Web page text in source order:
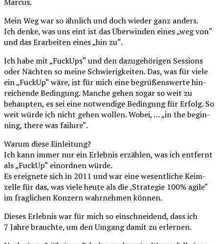
Mein Weg war so ähn­lich und doch wie­der ganz anders.
Ich den­ke, was uns eint ist das Über­win­den eines „weg von“
und das Erar­bei­ten eines „hin zu“.
Ich habe mit „Fuck­Ups“ und den dazu­ge­hö­ri­gen Ses­si­ons
oder Näch­ten so mei­ne Schwie­rig­kei­ten. Das, was für vie­le
ein „Fuck­Up“ wäre, ist für mich eine begrü­ßens­wer­te hin­
rei­chen­de Bedin­gung. Man­che gehen sogar so weit zu
behaup­ten, es sei eine not­wen­di­ge Bedin­gung für Erfolg. So
weit wür­de ich nicht gehen wol­len. Wobei, … „in the begin­
ning, the­re was failure“.
War­um die­se Einleitung?
Ich kann immer nur ein Erleb­nis erzäh­len, was ich ent­fernt
als „Fuck­Up“ ein­ord­nen würde.
Es ereig­ne­te sich in 2011 und war eine wesent­li­che Keim­
zel­le für das, was vie­le heu­te als die ‚Stra­te­gie 100% agi­le“
im frag­li­chen Kon­zern wahr­neh­men können.
Die­ses Erleb­nis war für mich so ein­schnei­dend, dass ich
7 Jah­re brauch­te, um den Umgang damit zu erlernen.